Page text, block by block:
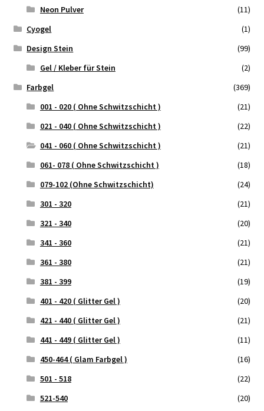
Neon Pulver
(11)
Cyogel
(1)
Design Stein
(99)
Gel / Kleber für Stein
(2)
Farbgel
(369)
001 - 020 ( Ohne Schwitzschicht )
(21)
021 - 040 ( Ohne Schwitzschicht )
(22)
041 - 060 ( Ohne Schwitzschicht )
(21)
061- 078 ( Ohne Schwitzschicht )
(18)
079-102 (Ohne Schwitzschicht)
(24)
301 - 320
(21)
321 - 340
(20)
341 - 360
(21)
361 - 380
(21)
381 - 399
(19)
401 - 420 ( Glitter Gel )
(20)
421 - 440 ( Glitter Gel )
(21)
441 - 449 ( Glitter Gel )
(11)
450-464 ( Glam Farbgel )
(16)
501 - 518
(22)
521-540
(20)